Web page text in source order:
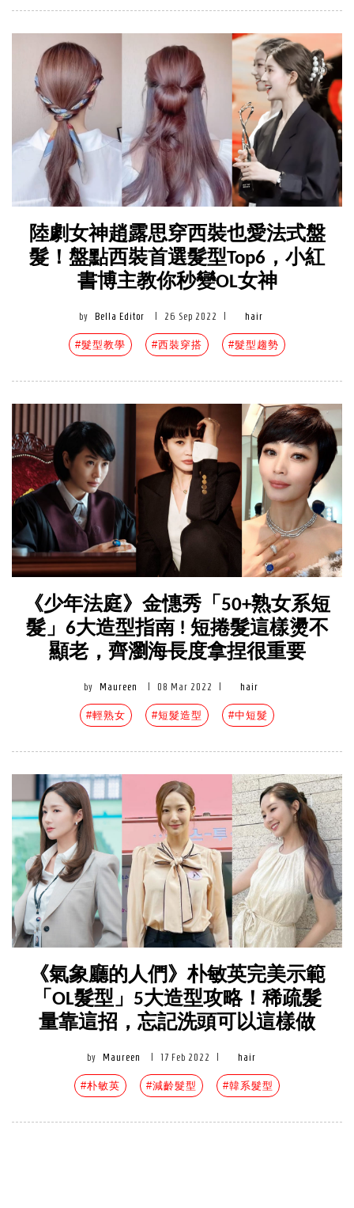
陸劇女神趙露思穿西裝也愛法式盤
髮！盤點西裝首選髮型Top6，小紅
書博主教你秒變OL女神
by Bella Editor 26 Sep 2022 hair
#髮型教學 #西裝穿搭 #髮型趨勢
《少年法庭》金憓秀「50+熟女系短
髮」6大造型指南 ! 短捲髮這樣燙不
顯老，齊瀏海長度拿捏很重要
by Maureen 08 Mar 2022 hair
#輕熟女 #短髮造型 #中短髮
《氣象廳的人們》朴敏英完美示範
「OL髮型」5大造型攻略！稀疏髮
量靠這招，忘記洗頭可以這樣做
by Maureen 17 Feb 2022 hair
#朴敏英 #減齡髮型 #韓系髮型